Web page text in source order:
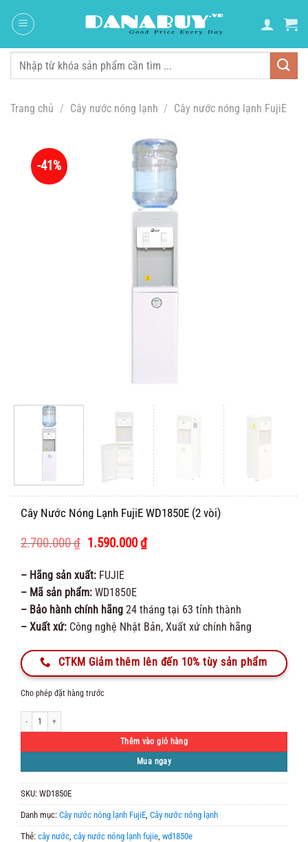
đến
dung
Tìm
Trang chủ / Cây nước nóng lạnh / Cây nước nóng lạnh FujiE
-41%
Cây Nước Nóng Lạnh FujiE WD1850E (2 vòi)
2.700.000₫ Giá
là:
2.700.000 ₫.
1.590.000₫Giá
– Hãng sản xuất: FUJIE
– Mã sản phẩm: WD1850E
– Bảo hành chính hãng 24 tháng tại 63 tỉnh thành
– Xuất xứ: Công nghệ Nhật Bản, Xuất xứ chính hãng
CTKM Giảm thêm lên đến 10% tùy sản phẩm
Cho phép đặt hàng trước
Cây Nước Nóng Lạnh FujiE WD1850E (2 vòi) số lượng
Thêm vào giỏ hàng
Mua ngay
SKU: WD1850E
Danh mục: Cây nước nóng lạnh FujiE Cây nước nóng lạnh
Thẻ: cây nước cây nước nóng lạnh fujie wd1850e